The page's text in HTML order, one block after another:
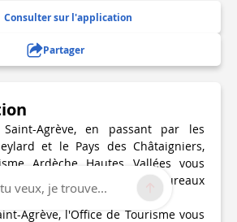
Consulter sur l'application
Partager
Agrève, en passant par les
et le Pays des Châtaigniers,
Ardèche Hautes Vallées vous
l'année dans ses 4 bureaux
Agrève, l'Office de Tourisme vous
veux, je trouve...